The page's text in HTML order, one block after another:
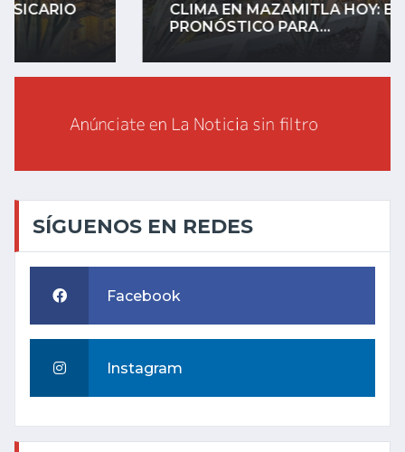
CLIMA EN MAZAMITLA HOY: EL
PRONÓSTICO PARA...
SÍGUENOS EN REDES
Facebook
Instagram